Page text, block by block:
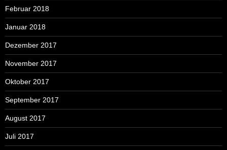
Februar 2018
Januar 2018
Dezember 2017
November 2017
Oktober 2017
September 2017
August 2017
Juli 2017